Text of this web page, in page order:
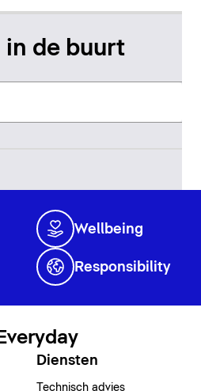
in de buurt
Wellbeing
Responsibility
Diensten
Technisch advies